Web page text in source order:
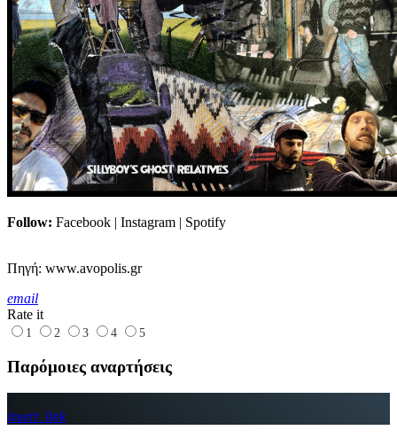
Follow: Facebook | Instagram | Spotify
Πηγή: www.avopolis.gr
email
Rate it
1 2 3 4 5
Παρόμοιες αναρτήσεις
insert_link